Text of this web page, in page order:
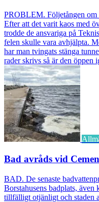
PROBLEM. Följetången om
Efter att det varit kaos med
trodde de ansvariga på
felen skulle vara avhjälpta.
har man tvingats stänga
rader skrivs så är den öppen
Bad avråds vid
BAD. De senaste
Borstahusens badplats,
tillfälligt otjänligt och staden